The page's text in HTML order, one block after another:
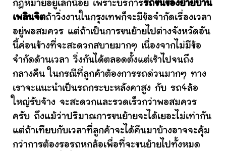
กฎหมายอยู่เล็กน้อย เพราะบริการรถขนของย้ายบ้าน
เพลินจิตถ้าวิ่งงานในกรุงเทพก็จะมีข้อจำกัดเรื่องเวลา
อยู่พอสมควร แต่ถ้าเป็นการขนย้ายไปต่างจังหวัดอัน
นี้ค่อนข้างที่จะสะดวกสบายมากๆ เนื่องจากไม่มีข้อ
จำกัดด้านเวลา วิ่งกันได้ตลอดตั้งแต่เช้าไปจนถึง
กลางคืน ในกรณีที่ลูกค้าต้องการรถด่วนมากๆ ทาง
เราจะแนะนำเป็นรถกระบะหลังคาสูง กับ รถ4ล้อ
ใหญ่รับจ้าง จะสะดวกและรวดเร็วกว่าพอสมควร
ครับ ถึงแม้ว่าปริมาณการขนย้ายจะได้เยอะไม่เท่ากัน
แต่ถ้าเทียบกับเวลาที่ลูกค้าจะได้คืนมาบ้างอาจจะคุ้ม
กว่าการต้องรอรถหกล้อเพื่อที่จะขนย้ายไปทั้งหมด